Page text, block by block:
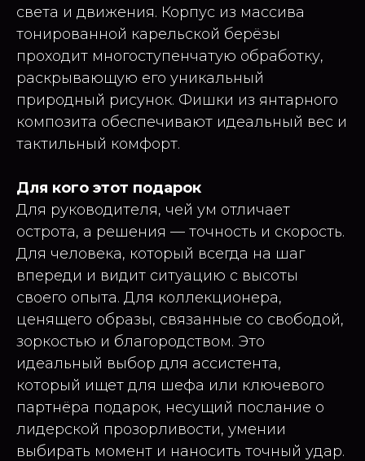
света и движения. Корпус из массива
тонированной карельской берёзы
проходит многоступенчатую обработку,
раскрывающую его уникальный
природный рисунок. Фишки из янтарного
композита обеспечивают идеальный вес и
тактильный комфорт.
Для кого этот подарок
Для руководителя, чей ум отличает
острота, а решения — точность и скорость.
Для человека, который всегда на шаг
впереди и видит ситуацию с высоты
своего опыта. Для коллекционера,
ценящего образы, связанные со свободой,
зоркостью и благородством. Это
идеальный выбор для ассистента,
который ищет для шефа или ключевого
партнёра подарок, несущий послание о
лидерской прозорливости, умении
выбирать момент и наносить точный удар.